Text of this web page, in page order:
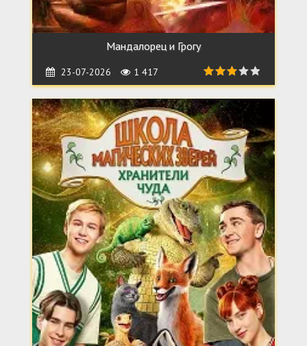
Мандалорец и Грогу
23-07-2026 1 417